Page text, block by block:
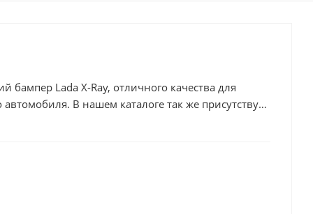
бампер Lada X-Ray, отличного качества для
так же присутствует
автомобиля.